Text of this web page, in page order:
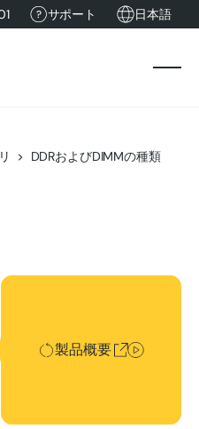
サポート 日本語
DDRおよびDIMMの種類
製品概要
製品概要